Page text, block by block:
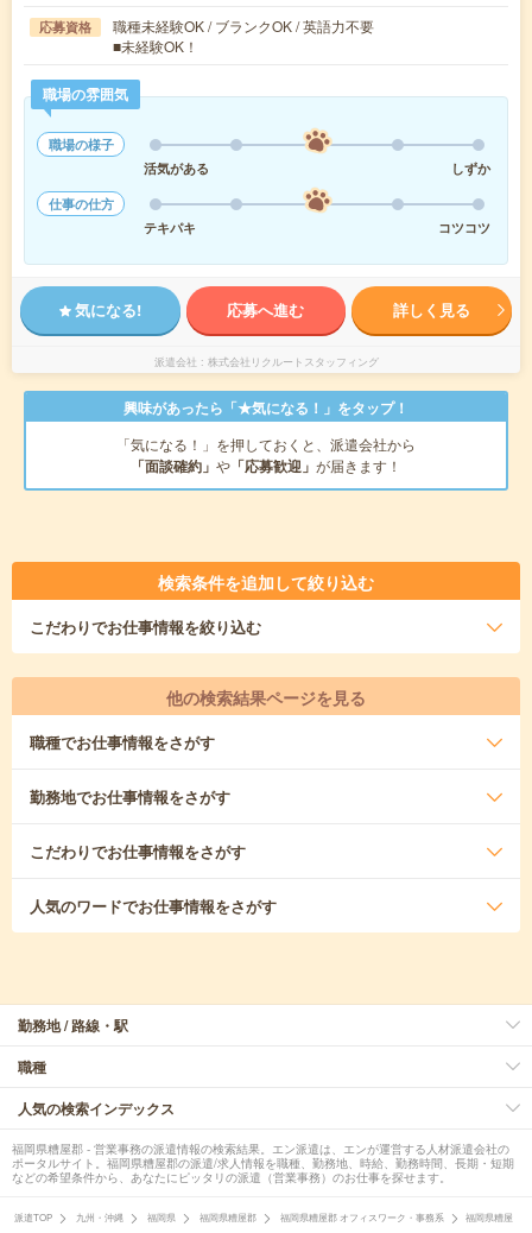
応募資格
職種未経験OK / ブランクOK / 英語力不要
■未経験OK！
職場の雰囲気
職場の様子
活気がある
しずか
仕事の仕方
テキパキ
コツコツ
気になる! 応募へ進む 詳しく見る
派遣会社 株式会社リクルートスタッフィング
興味があったら「★気になる！」をタップ！
「気になる！」を押しておくと、派遣会社から
「面談確約」 や 「応募歓迎」 が届きます！
検索条件を追加して絞り込む
こだわりでお仕事情報を絞り込む
他の検索結果ページを見る
職種でお仕事情報をさがす
勤務地でお仕事情報をさがす
こだわりでお仕事情報をさがす
人気のワードでお仕事情報をさがす
勤務地 / 路線・駅
職種
人気の検索インデックス
福岡県糟屋郡 - 営業事務の派遣情報の検索結果。エン派遣は、エンが運営する人材派遣会社の
ポータルサイト。福岡県糟屋郡の派遣/求人情報を職種、勤務地、時給、勤務時間、長期・短期
などの希望条件から、あなたにピッタリの派遣（営業事務）のお仕事を探せます。
派遣TOP 九州・沖縄 福岡県 福岡県糟屋郡 福岡県糟屋郡 オフィスワーク・事務系
福岡県糟屋